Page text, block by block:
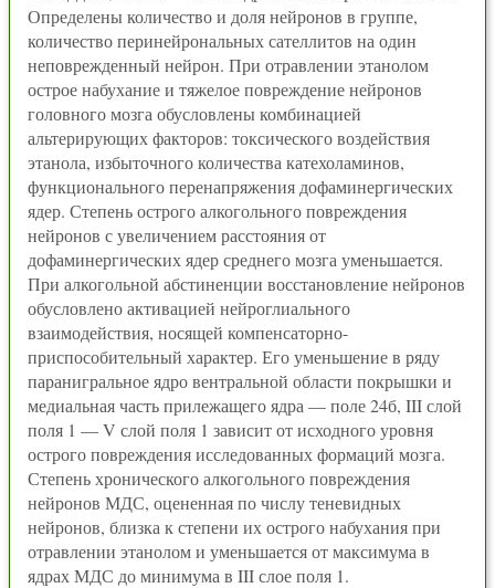
Определены количество и доля нейронов в группе,
количество перинейрональных сателлитов на один
неповрежденный нейрон. При отравлении этанолом
острое набухание и тяжелое повреждение нейронов
головного мозга обусловлены комбинацией
альтерирующих факторов: токсического воздействия
этанола, избыточного количества катехоламинов,
функционального перенапряжения дофаминергических
ядер. Степень острого алкогольного повреждения
нейронов с увеличением расстояния от
дофаминергических ядер среднего мозга уменьшается.
При алкогольной абстиненции восстановление нейронов
обусловлено активацией нейроглиального
взаимодействия, носящей компенсаторно-
приспособительный характер. Его уменьшение в ряду
паранигральное ядро вентральной области покрышки и
медиальная часть прилежащего ядра — поле 24б, III слой
поля 1 — V слой поля 1 зависит от исходного уровня
острого повреждения исследованных формаций мозга.
Степень хронического алкогольного повреждения
нейронов МДС, оцененная по числу теневидных
нейронов, близка к степени их острого набухания при
отравлении этанолом и уменьшается от максимума в
ядрах МДС до минимума в III слое поля 1.